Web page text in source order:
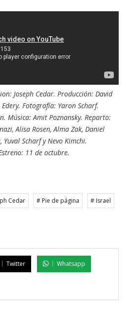
Joseph Cedar. Producción: David
Fotografía: Yaron Scharf.
Música: Amit Poznansky. Reparto:
Alisa Rosen, Alma Zak, Daniel
Scharf y Nevo Kimchi.
11 de octubre.
Cedar # Pie de página # Israel
Twitter Whatsapp